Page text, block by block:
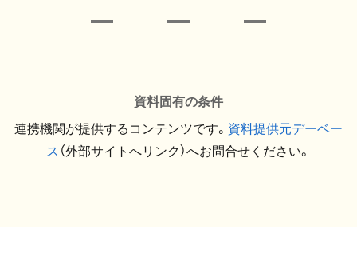
資料固有の条件
連携機関が提供するコンテンツです。 資料提供元デーベー
ス （外部サイトへリンク）へお問合せください。